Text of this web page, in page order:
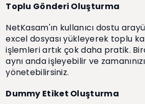
Toplu Gönderi Oluşturma
NetKasam'ın kullanıcı dostu
excel dosyası yükleyerek toplu
işlemleri artık çok daha pratik.
aynı anda işleyebilir ve
yönetebilirsiniz.
Dummy Etiket Oluşturma